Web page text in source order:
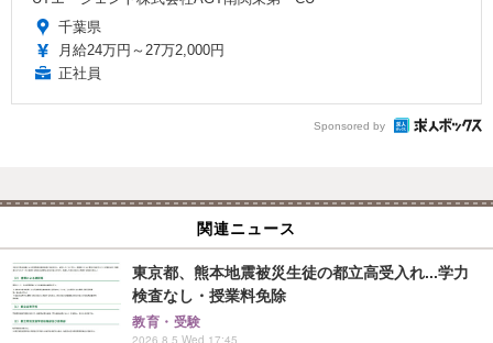
千葉県
月給24万円～27万2,000円
正社員
Sponsored by
関連ニュース
東京都、熊本地震被災生徒の都立高受入れ...学力
検査なし・授業料免除
教育・受験
2026.8.5 Wed 17:45